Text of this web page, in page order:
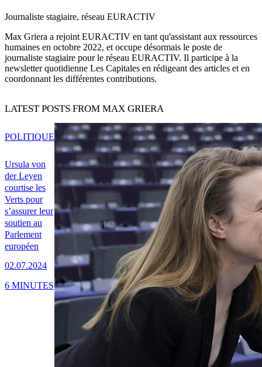
Journaliste stagiaire, réseau EURACTIV
Max Griera a rejoint EURACTIV en tant qu'assistant aux ressources
humaines en octobre 2022, et occupe désormais le poste de
journaliste stagiaire pour le réseau EURACTIV. Il participe à la
newsletter quotidienne Les Capitales en rédigeant des articles et en
coordonnant les différentes contributions.
LATEST POSTS FROM MAX GRIERA
Ursula von
der Leyen
courtise les
Verts pour
s’assurer leur
soutien au
Parlement
européen
02.07.2024
POLITIQUE
6 MINUTES